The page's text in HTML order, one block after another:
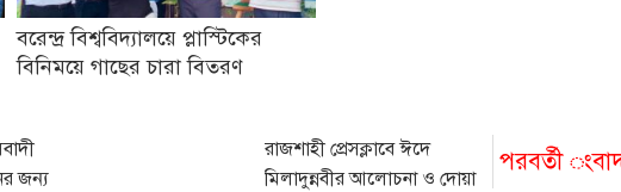
বরেন্দ্র বিশ্ববিদ্যালয়ে প্লাস্টিকের
বিনিময়ে গাছের চারা বিতরণ
জন্য
পরবর্তী
রাজশাহী প্রেসক্লাবে ঈদে
মিলাদুন্নবীর আলোচনা ও দোয়া